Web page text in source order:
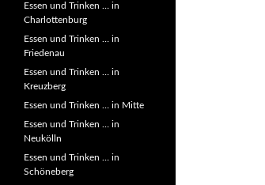
Essen und Trinken … in
Charlottenburg
Essen und Trinken … in
Friedenau
Essen und Trinken … in
Kreuzberg
Essen und Trinken … in Mitte
Essen und Trinken … in
Neukölln
Essen und Trinken … in
Schöneberg